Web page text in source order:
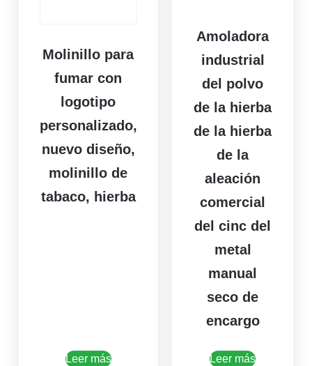
Molinillo para
fumar con
logotipo
personalizado,
nuevo diseño,
molinillo de
tabaco, hierba
Leer más
Amoladora
industrial
del polvo
de la hierba
de la hierba
de la
aleación
comercial
del cinc del
metal
manual
seco de
encargo
Leer más